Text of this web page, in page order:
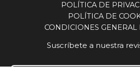
POLÍTICA DE
POLÍTICA DE
CONDICIONES GENERAL
Suscríbete a nuestra